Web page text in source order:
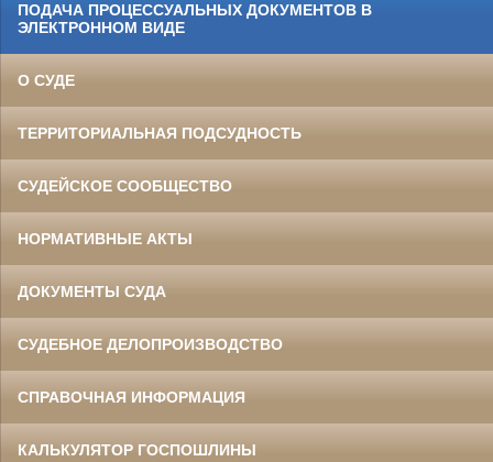
ПОДАЧА ПРОЦЕССУАЛЬНЫХ ДОКУМЕНТОВ В
ЭЛЕКТРОННОМ ВИДЕ
О СУДЕ
ТЕРРИТОРИАЛЬНАЯ ПОДСУДНОСТЬ
СУДЕЙСКОЕ СООБЩЕСТВО
НОРМАТИВНЫЕ АКТЫ
ДОКУМЕНТЫ СУДА
СУДЕБНОЕ ДЕЛОПРОИЗВОДСТВО
СПРАВОЧНАЯ ИНФОРМАЦИЯ
КАЛЬКУЛЯТОР ГОСПОШЛИНЫ